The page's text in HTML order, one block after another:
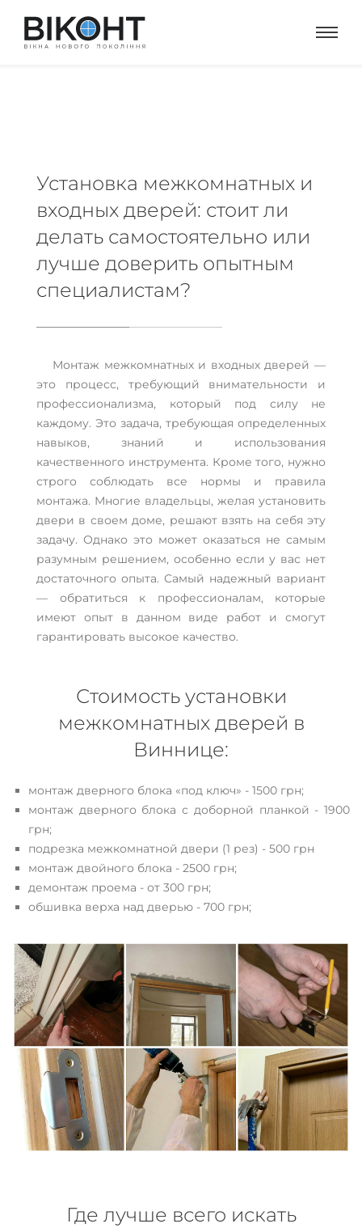
Установка межкомнатных и
входных дверей: стоит ли
делать самостоятельно или
лучше доверить опытным
специалистам?
Монтаж межкомнатных и входных дверей —
это процесс, требующий внимательности и
профессионализма, который под силу не
каждому. Это задача, требующая определенных
навыков, знаний и использования
качественного инструмента. Кроме того, нужно
строго соблюдать все нормы и правила
монтажа. Многие владельцы, желая установить
двери в своем доме, решают взять на себя эту
задачу. Однако это может оказаться не самым
разумным решением, особенно если у вас нет
достаточного опыта. Самый надежный вариант
— обратиться к профессионалам, которые
имеют опыт в данном виде работ и смогут
гарантировать высокое качество.
Стоимость установки
межкомнатных дверей в
Виннице:
монтаж дверного блока «под ключ» - 1500 грн;
монтаж дверного блока с доборной планкой - 1900
грн;
подрезка межкомнатной двери (1 рез) - 500 грн
монтаж двойного блока - 2500 грн;
демонтаж проема - от 300 грн;
обшивка верха над дверью - 700 грн;
Где лучше всего искать